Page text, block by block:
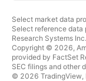
Select market data
Select reference
Research Systems Inc.
Copyright © 2026,
provided by FactSet
SEC filings and other
© 2026 TradingView,